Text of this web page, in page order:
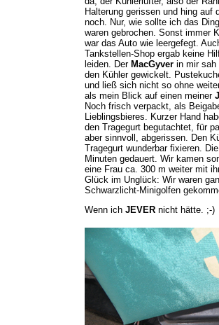
Halterung gerissen und hing auf
noch. Nur, wie sollte ich das
waren gebrochen. Sonst immer
war das Auto wie leergefegt.
Tankstellen-Shop ergab keine
leiden. Der MacGyver in mir sah
den Kühler gewickelt.
und ließ sich nicht so ohne
als mein Blick auf einen meiner
Noch frisch verpackt, als
Lieblingsbieres. Kurzer Hand
den Tragegurt begutachtet, für
aber sinnvoll, abgerissen. Den
Tragegurt wunderbar fixieren.
Minuten gedauert. Wir kamen
eine Frau ca. 300 m weiter mit
Glück im Unglück: Wir waren
Schwarzlicht-Minigolfen
Wenn ich JEVER nicht hätte. ;-)